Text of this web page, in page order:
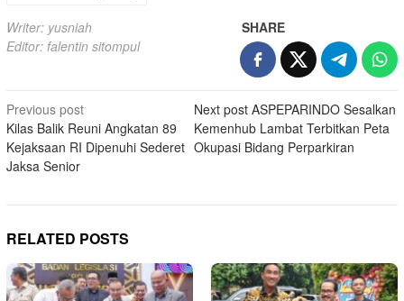
Writer: yusniah
Editor: falentin sitompul
SHARE
Post
navigation
Previous post
Kilas Balik Reuni Angkatan 89
Kejaksaan RI Dipenuhi Sederet
Jaksa Senior
Next post ASPEPARINDO Sesalkan
Kemenhub Lambat Terbitkan Peta
Okupasi Bidang Perparkiran
RELATED POSTS